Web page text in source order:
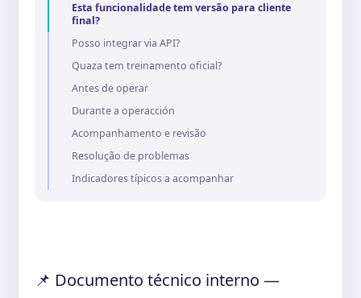
📌 Documento técnico interno —
Esta funcionalidade tem versão para cliente
final?
Posso integrar via API?
Quaza tem treinamento oficial?
Antes de operar
Durante a operacción
Acompanhamento e revisão
Resolução de problemas
Indicadores típicos a acompanhar